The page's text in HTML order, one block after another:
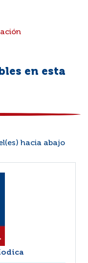
en esta
hacia abajo